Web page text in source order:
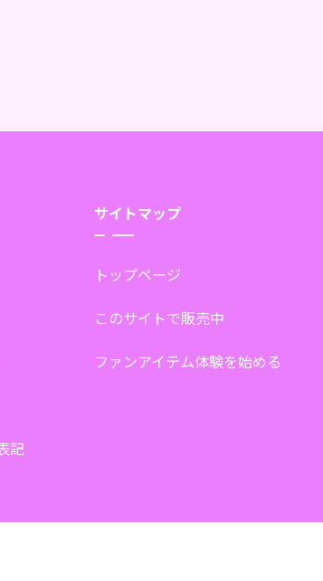
記
サイトマップ
トップページ
このサイトで販売中
ファンアイテム体験を始める